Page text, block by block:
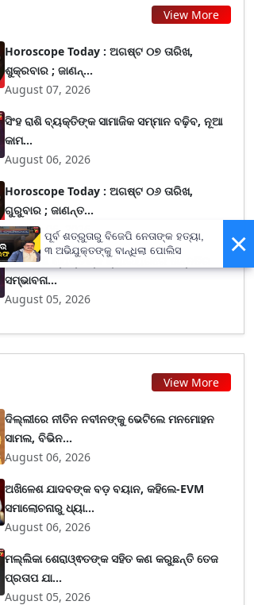
View More
Horoscope Today : ଅଗଷ୍ଟ ୦୭ ତାରିଖ,
ଶୁକ୍ରବାର ; ଜାଣନ୍...
August 07, 2026
ସିଂହ ରାଶି ବ୍ୟକ୍ତିଙ୍କ ସାମାଜିକ ସମ୍ମାନ ବଢ଼ିବ, ନୂଆ
କାମ...
August 06, 2026
Horoscope Today : ଅଗଷ୍ଟ ୦୬ ତାରିଖ,
ଗୁରୁବାର ; ଜାଣନ୍ତ...
August 06, 2026
କର୍କଟ ରାଶି ବ୍ୟକ୍ତିଙ୍କ କ୍ୟାରିୟରରେ ଉନ୍ନତିର
ସମ୍ଭାବନା...
August 05, 2026
View More
ଦିଲ୍ଲୀରେ ନୀତିନ ନବୀନଙ୍କୁ ଭେଟିଲେ ମନମୋହନ
ସାମଲ, ବିଭିନ...
August 06, 2026
ଅଖିଳେଶ ଯାଦବଙ୍କ ବଡ଼ ବୟାନ, କହିଲେ-EVM
ସମାଲୋଚନାରୁ ଧ୍ୟା...
August 06, 2026
ମଲ୍ଲିକା ଶେରାଓ୍ଵତଙ୍କ ସହିତ କଣ କରୁଛନ୍ତି ତେଜ
ପ୍ରତାପ ଯା...
August 05, 2026
×
ପୂର୍ବ ଶତ୍ରୁତାରୁ ବିଜେପି ନେତାଙ୍କ ହତ୍ୟା,
୩ ଅଭିଯୁକ୍ତଙ୍କୁ ବାନ୍ଧିଲା ପୋଲିସ